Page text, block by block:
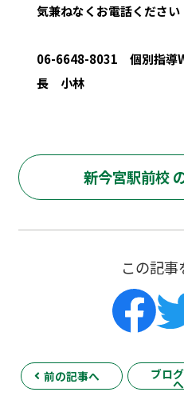
気兼ねなくお電話ください
06-6648-8031 個別指導
長 小林
新今宮駅前校
この記事
前の記事へ ブロ
へ